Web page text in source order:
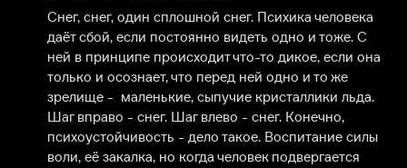
Снег, снег, один сплошной снег. Психика человека
даёт сбой, если постоянно видеть одно и тоже. С
ней в принципе происходит что-то дикое, если она
только и осознает, что перед ней одно и то же
зрелище -  маленькие, сыпучие кристаллики льда.
Шаг вправо - снег. Шаг влево - снег. Конечно,
психоустойчивость - дело такое. Воспитание силы
воли, её закалка, но когда человек подвергается